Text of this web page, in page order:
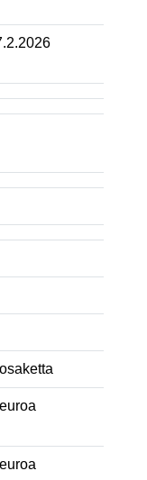
osaketta
euroa
euroa